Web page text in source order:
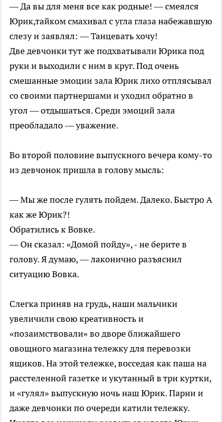
— Да вы для меня все как родные! — смеялся
Юрик,тайком смахивал с угла глаза набежавшую
слезу и заявлял: — Танцевать хочу!
Две девчонки тут же подхватывали Юрика под
руки и выходили с ним в круг. Под очень
смешанные эмоции зала Юрик лихо отплясывал
со своими партнершами и уходил обратно в
угол — отдышаться. Среди эмоций зала
преобладало — уважение.
Во второй половине выпускного вечера кому-то
из девчонок пришла в голову мысль:
— Мы же после гулять пойдем. Далеко. Быстро А
как же Юрик?!
Обратились к Вовке.
— Он сказал: «Домой пойду», - не берите в
голову. Я думаю, — лаконично разъяснил
ситуацию Вовка.
Слегка приняв на грудь, наши мальчики
увеличили свою креативность и
«позаимствовали» во дворе ближайшего
овощного магазина тележку для перевозки
ящиков. На этой тележке, восседая как паша на
расстеленной газетке и укутанный в три куртки,
и «гулял» выпускную ночь наш Юрик. Парни и
даже девчонки по очереди катили тележку.